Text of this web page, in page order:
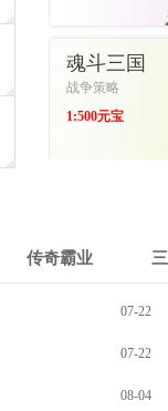
魂斗三国
战争策略
1:500元宝
传奇霸业
07-22
07-22
08-04